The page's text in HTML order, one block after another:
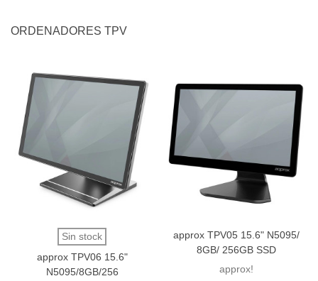
ORDENADORES TPV
Sin stock
approx TPV06 15.6"
N5095/8GB/256
approx TPV05 15.6" N5095/
8GB/ 256GB SSD
approx!